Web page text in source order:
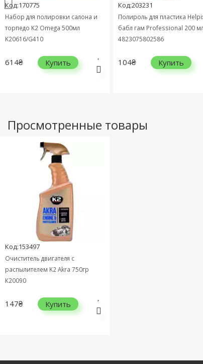
Код:170775
Набор для полировки салона и
торпедо K2 Omega 500мл
K20616/G410
614₴ Купить
Код:203231
Полироль для пластика
бабл гам Professional 200 мл
4823075802586
104₴ Купить
Просмотренные товары
Код:153497
Очиститель двигателя с
распылителем K2 Akra 750гр
К20090
147₴ Купить